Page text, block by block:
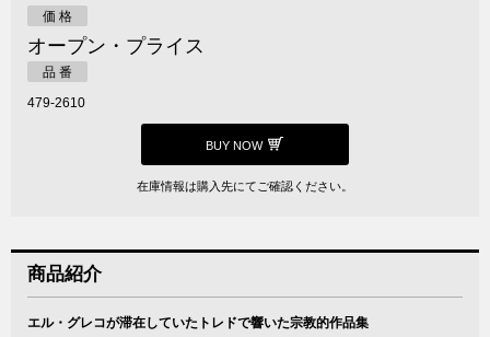
価 格
オープン・プライス
品 番
479-2610
BUY NOW
在庫情報は購入先にてご確認ください。
商品紹介
エル・グレコが滞在していたトレドで響いた宗教的作品集